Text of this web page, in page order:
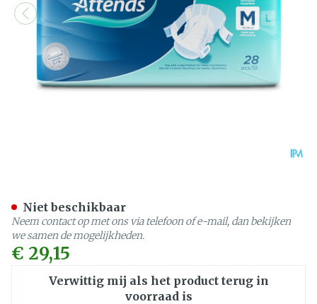
€ 29,15
Verwittig mij als het product terug in
voorraad is
Niet beschikbaar
Neem contact op met ons via telefoon of e-mail, dan bekijken
we samen de mogelijkheden.